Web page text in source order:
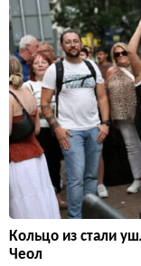
Кольцо из стали
Чеол